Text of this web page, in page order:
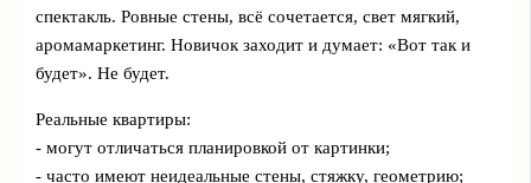
спектакль. Ровные стены, всё сочетается, свет мягкий,
аромамаркетинг. Новичок заходит и думает: «Вот так и
будет». Не будет.
Реальные квартиры:
- могут отличаться планировкой от картинки;
- часто имеют неидеальные стены, стяжку, геометрию;